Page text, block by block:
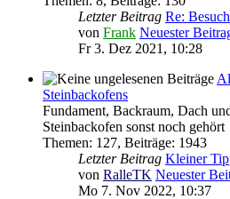
Letzter Beitrag Re:
von Frank Neuester
Fr 3. Dez 2021, 10:28
Steinbackofens
Fundament, Backraum, Dach
Steinbackofen sonst noch gehört
Themen: 127, Beiträge: 1943
Letzter Beitrag Kleiner
von RalleTK Neuester
Mo 7. Nov 2022, 10:37